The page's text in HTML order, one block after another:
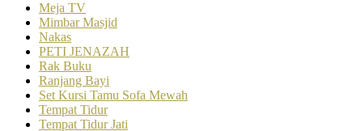
Meja TV
Mimbar Masjid
Nakas
PETI JENAZAH
Rak Buku
Ranjang Bayi
Set Kursi Tamu Sofa Mewah
Tempat Tidur
Tempat Tidur Jati